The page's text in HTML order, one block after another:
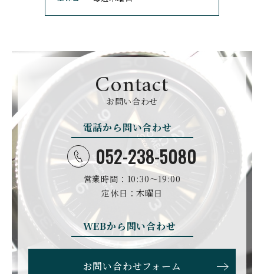
CUERVOY SOBRINOS CVSTOS
CYRUS CZAPEK
チャペック
D. DORNBLÜTH&SOH
N
D.ドルンブルート＆ゾー
DAMASKO
DANIEL ROTH
ダニエル・ロート
DAVOSA
ダボサ
DUBEY&SCHALDENBR
ダービー&シャルデンブラ
E.C.W
ヨーロピアン・カンパニ
ー・ウォッチ
EBERHARD
エベラール
EDOX
エドックス
F.P.ジュルヌ
Contact
お問い合わせ
電話から問い合わせ
052-238-5080
営業時間：10:30〜19:00
定休日：木曜日
WEBから問い合わせ
お問い合わせフォーム